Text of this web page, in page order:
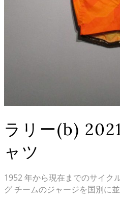
ラリー(b)
ャツ
1952 年から現在までのサイク
グ チームのジャージを国別に並